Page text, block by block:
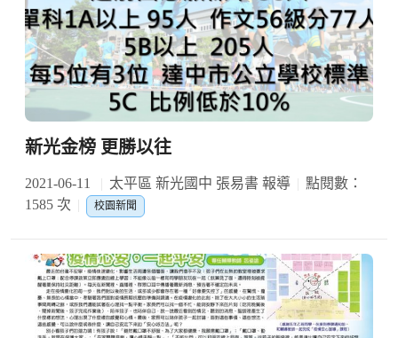
新光金榜 更勝以往
2021-06-11 太平區 新光國中 張易書 報導
點閱數：
1585 次
校園新聞